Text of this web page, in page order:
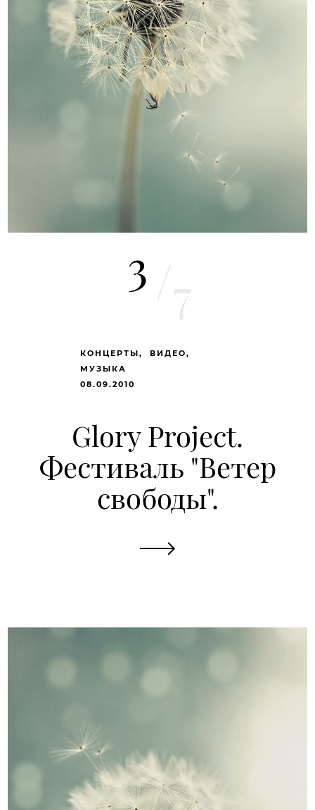
3
КОНЦЕРТЫ
ВИДЕО
МУЗЫКА
08.09.2010
Glory Project.
Фестиваль "Ветер
свободы".